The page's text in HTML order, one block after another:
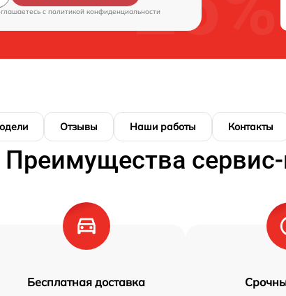
c политикой конфиденциальности
Отзывы Наши работы Контакты
Преимущества
Бесплатная доставка